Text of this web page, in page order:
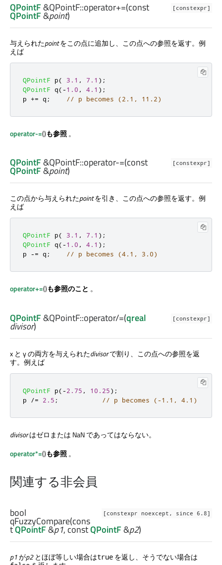
[constexpr]
QPointF&QPointF::operator+=(const
QPointF&point)
与えられたpointをこの点に追加し、この点への参照を返す。例
えば
QPointF p( 3.1 , 7.1 );
QPointF q(-1.0 , 4.1 );
p += q ; // p becomes (2.1, 11.2)
operator-=()も参照 。
[constexpr]
QPointF&QPointF::operator-=(const
QPointF&point)
この点から与えられたpointを引き、この点への参照を返す。例
えば
QPointF p( 3.1 , 7.1 );
QPointF q(-1.0 , 4.1 );
p -= q ; // p becomes (4.1, 3.0)
operator+=()も参照のこと 。
[constexpr]
QPointF&QPointF::operator/=(qreal
divisor)
x と y の両方を与えられたdivisorで割り、この点への参照を返
す。例えば
QPointF p(-2.75 , 10.25);
p
/= 2.5 ; // p becomes (-1.1, 4.1)
divisorはゼロまたは NaN であってはならない。
operator*=()も参照 。
関連する非会員
[constexpr noexcept, since 6.8]
bool
qFuzzyCompare(cons
tQPointF&p1, constQPointF&p2)
p1がp2とほぼ等しい場合はtrue を返し、そうでない場合は